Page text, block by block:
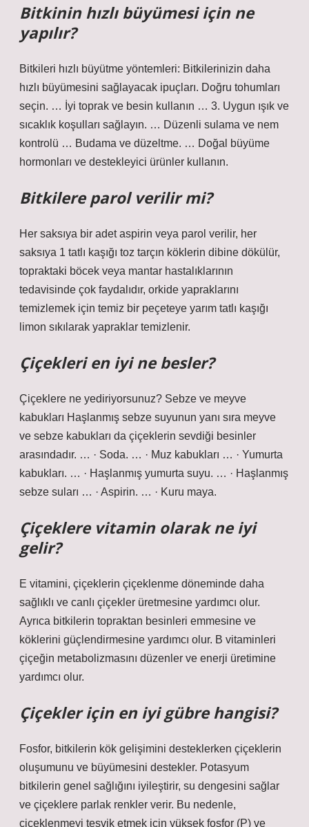
Bitkinin hızlı büyümesi için ne
yapılır?
Bitkileri hızlı büyütme yöntemleri: Bitkilerinizin daha
hızlı büyümesini sağlayacak ipuçları. Doğru tohumları
seçin. … İyi toprak ve besin kullanın … 3. Uygun ışık ve
sıcaklık koşulları sağlayın. … Düzenli sulama ve nem
kontrolü … Budama ve düzeltme. … Doğal büyüme
hormonları ve destekleyici ürünler kullanın.
Bitkilere parol verilir mi?
Her saksıya bir adet aspirin veya parol verilir, her
saksıya 1 tatlı kaşığı toz tarçın köklerin dibine dökülür,
topraktaki böcek veya mantar hastalıklarının
tedavisinde çok faydalıdır, orkide yapraklarını
temizlemek için temiz bir peçeteye yarım tatlı kaşığı
limon sıkılarak yapraklar temizlenir.
Çiçekleri en iyi ne besler?
Çiçeklere ne yediriyorsunuz? Sebze ve meyve
kabukları Haşlanmış sebze suyunun yanı sıra meyve
ve sebze kabukları da çiçeklerin sevdiği besinler
arasındadır. … · Soda. … · Muz kabukları … · Yumurta
kabukları. … · Haşlanmış yumurta suyu. … · Haşlanmış
sebze suları … · Aspirin. … · Kuru maya.
Çiçeklere vitamin olarak ne iyi
gelir?
E vitamini, çiçeklerin çiçeklenme döneminde daha
sağlıklı ve canlı çiçekler üretmesine yardımcı olur.
Ayrıca bitkilerin topraktan besinleri emmesine ve
köklerini güçlendirmesine yardımcı olur. B vitaminleri
çiçeğin metabolizmasını düzenler ve enerji üretimine
yardımcı olur.
Çiçekler için en iyi gübre hangisi?
Fosfor, bitkilerin kök gelişimini desteklerken çiçeklerin
oluşumunu ve büyümesini destekler. Potasyum
bitkilerin genel sağlığını iyileştirir, su dengesini sağlar
ve çiçeklere parlak renkler verir. Bu nedenle,
çiçeklenmeyi teşvik etmek için yüksek fosfor (P) ve